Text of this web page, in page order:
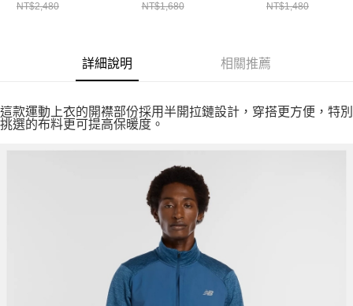
NT$2,480 NT$1,680 NT$1,480
詳細說明 相關推薦
這款運動上衣的開襟部份採用半開拉鏈設計，穿搭更方便，特別
挑選的布料更可提高保暖度。